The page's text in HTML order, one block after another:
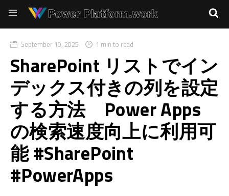
September 19, 2025 1 min to read
SharePoint リストでイン
デックス付きの列を設定
する方法 Power Apps
の検索速度向上に利用可
能 #SharePoint
#PowerApps